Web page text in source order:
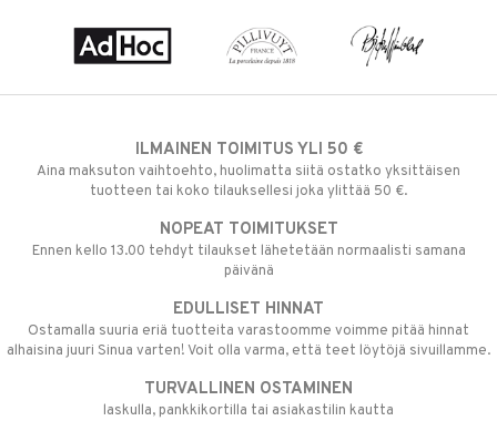
ILMAINEN TOIMITUS YLI 50 €
Aina maksuton vaihtoehto, huolimatta siitä ostatko yksittäisen
tuotteen tai koko tilauksellesi joka ylittää 50 €.
NOPEAT TOIMITUKSET
Ennen kello 13.00 tehdyt tilaukset lähetetään normaalisti samana
päivänä
EDULLISET HINNAT
Ostamalla suuria eriä tuotteita varastoomme voimme pitää hinnat
alhaisina juuri Sinua varten! Voit olla varma, että teet löytöjä sivuillamme.
TURVALLINEN OSTAMINEN
laskulla, pankkikortilla tai asiakastilin kautta